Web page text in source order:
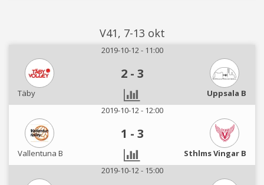
V41, 7-13 okt
2019-10-12 - 11:00
2 - 3
Täby
Uppsala B
2019-10-12 - 12:00
1 - 3
Vallentuna B
Sthlms Vingar B
2019-10-12 - 15:00